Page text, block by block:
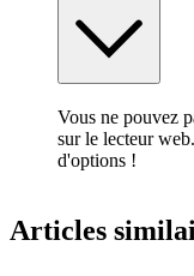
Vous ne pouvez
sur le lecteur web.
d'options !
Articles